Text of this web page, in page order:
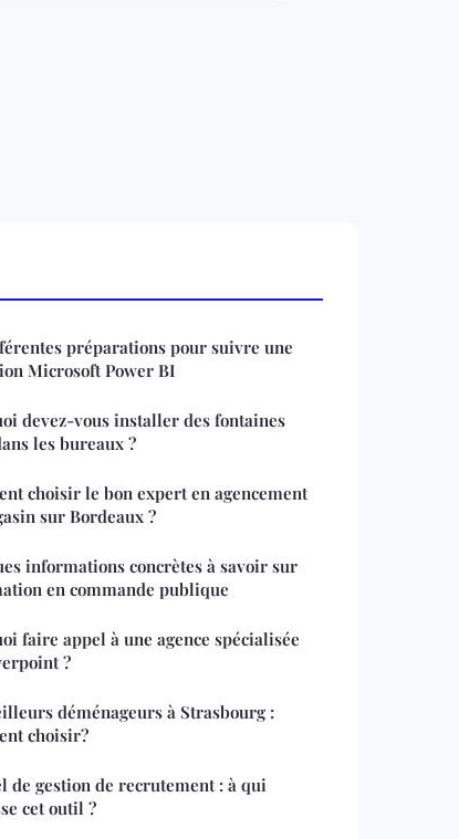
préparations pour suivre une
Microsoft Power BI
devez-vous installer des fontaines
les bureaux ?
choisir le bon expert en agencement
sur Bordeaux ?
informations concrètes à savoir sur
en commande publique
faire appel à une agence spécialisée
?
déménageurs à Strasbourg :
choisir?
de gestion de recrutement : à qui
cet outil ?